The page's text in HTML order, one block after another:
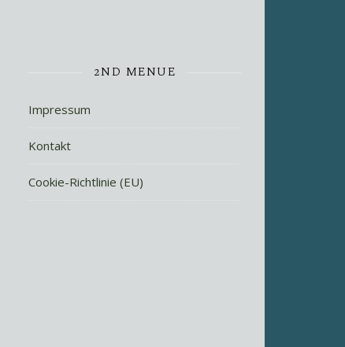
2ND MENUE
Impressum
Kontakt
Cookie-Richtlinie (EU)